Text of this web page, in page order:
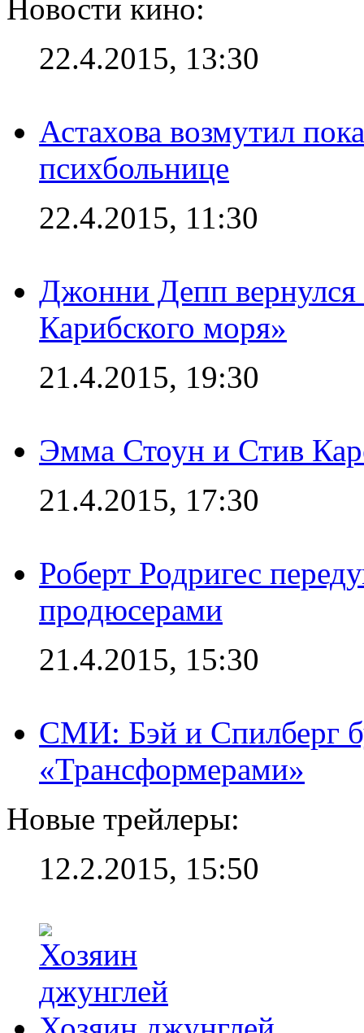
Новости кино:
22.4.2015, 13:30
Астахова возмутил
психбольнице
22.4.2015, 11:30
Джонни Депп
Карибского моря»
21.4.2015, 19:30
Эмма Стоун и Стив
21.4.2015, 17:30
Роберт Родригес
продюсерами
21.4.2015, 15:30
СМИ: Бэй и Спилберг
«Трансформерами»
Новые трейлеры:
12.2.2015, 15:50